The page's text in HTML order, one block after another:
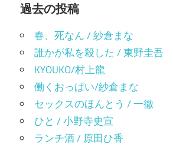
ン
過去の投稿
春、死なん / 紗倉まな
誰かが私を殺した / 東野圭吾
KYOUKO/村上龍
働くおっぱい/紗倉まな
セックスのほんとう / 一徹
ひと / 小野寺史宣
ランチ酒 / 原田ひ香